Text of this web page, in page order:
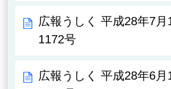
広報うしく 平成28年7月
1172号
広報うしく 平成28年6